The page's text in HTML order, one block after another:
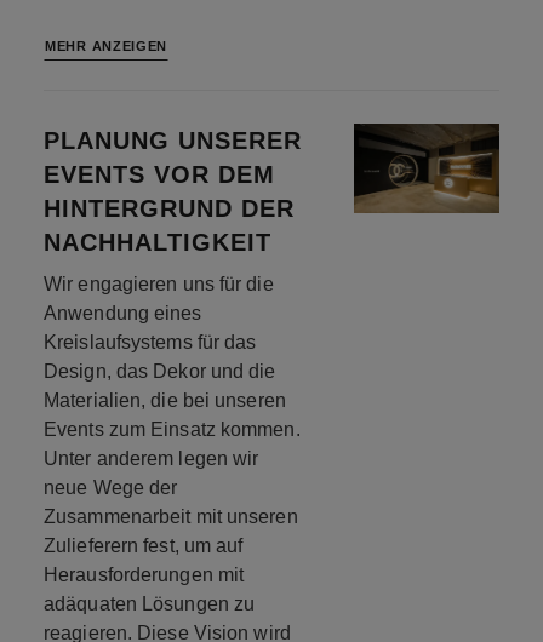
MEHR ANZEIGEN
PLANUNG UNSERER
EVENTS VOR DEM
HINTERGRUND DER
NACHHALTIGKEIT
Wir engagieren uns für die
Anwendung eines
Kreislaufsystems für das
Design, das Dekor und die
Materialien, die bei unseren
Events zum Einsatz kommen.
Unter anderem legen wir
neue Wege der
Zusammenarbeit mit unseren
Zulieferern fest, um auf
Herausforderungen mit
adäquaten Lösungen zu
reagieren. Diese Vision wird